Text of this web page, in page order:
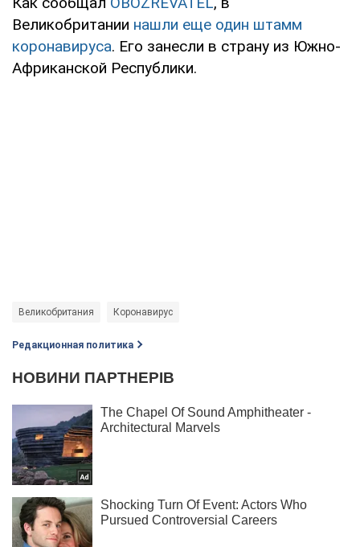
Великобритании нашли еще один штамм
коронавируса. Его занесли в страну из Южно-
Африканской Республики.
Великобритания Коронавирус
Редакционная политика